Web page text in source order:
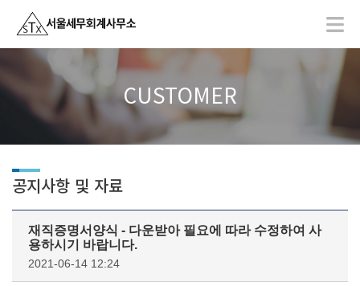
CUSTOMER
공지사항 및 자료
재직증명서양식 - 다운받아 필요에 따라 수정하여 사
용하시기 바랍니다.
2021-06-14 12:24